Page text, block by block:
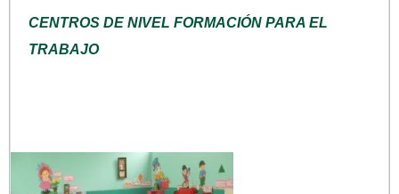
CENTROS DE NIVEL FORMACIÓN PARA EL
TRABAJO